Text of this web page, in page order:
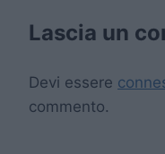
Lascia un
Devi essere
commento.